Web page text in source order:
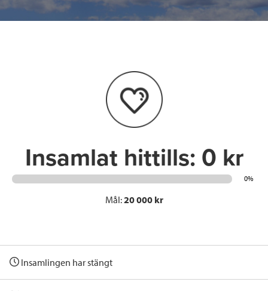
e
I
n
i
Insamlat hittills: 0 kr
0%
Mål:20 000 kr
Insamlingen har stängt